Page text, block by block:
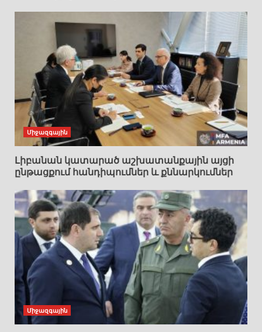
Միջազգային
Լիբանան կատարած աշխատանքային այցի
ընթացքում հանդիպումներ և քննարկումներ
Միջազգային